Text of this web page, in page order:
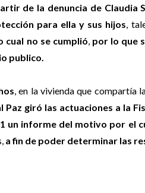
de la denuncia de Claudia
para ella y sus hijos ,
cual no se cumplió por lo que
publico.
, en la vivienda que compartía
Paz giró las actuaciones a la
un informe del motivo por el
a fin de poder determinar las